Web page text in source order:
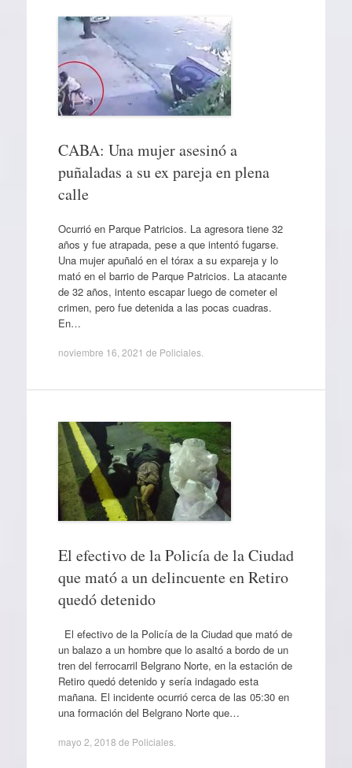
CABA: Una mujer asesinó a
puñaladas a su ex pareja en plena
calle
Ocurrió en Parque Patricios. La agresora tiene 32
años y fue atrapada, pese a que intentó fugarse.
Una mujer apuñaló en el tórax a su expareja y lo
mató en el barrio de Parque Patricios. La atacante
de 32 años, intento escapar luego de cometer el
crimen, pero fue detenida a las pocas cuadras.
En…
noviembre 16, 2021 de Policiales.
El efectivo de la Policía de la Ciudad
que mató a un delincuente en Retiro
quedó detenido
El efectivo de la Policía de la Ciudad que mató de
un balazo a un hombre que lo asaltó a bordo de un
tren del ferrocarril Belgrano Norte, en la estación de
Retiro quedó detenido y sería indagado esta
mañana. El incidente ocurrió cerca de las 05:30 en
una formación del Belgrano Norte que…
mayo 2, 2018 de Policiales.